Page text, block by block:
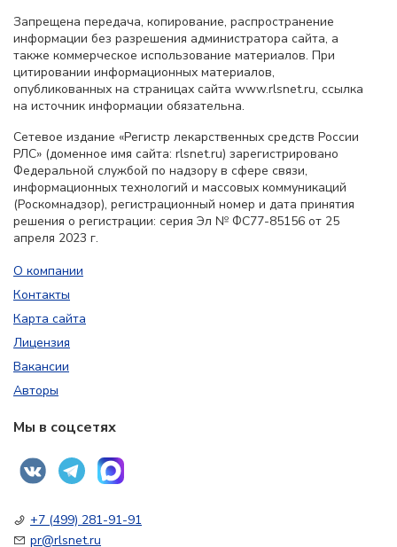
Запрещена передача, копирование, распространение
информации без разрешения администратора сайта, а
также коммерческое использование материалов. При
цитировании информационных материалов,
опубликованных на страницах сайта www.rlsnet.ru, ссылка
на источник информации обязательна.
Сетевое издание «Регистр лекарственных средств России
РЛС» (доменное имя сайта: rlsnet.ru) зарегистрировано
Федеральной службой по надзору в сфере связи,
информационных технологий и массовых коммуникаций
(Роскомнадзор), регистрационный номер и дата принятия
решения о регистрации: серия Эл № ФС77-85156 от 25
апреля 2023 г.
О компании
Контакты
Карта сайта
Лицензия
Вакансии
Авторы
Мы в соцсетях
+7 (499) 281-91-91
pr@rlsnet.ru